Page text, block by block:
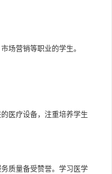
场营销等职业的学生。
医疗设备，注重培养学生
质量备受赞誉。学习医学